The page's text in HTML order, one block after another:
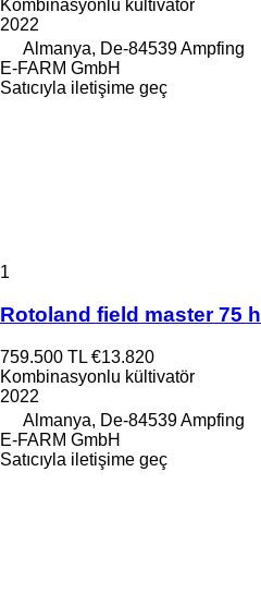
Kombinasyonlu kültivatör
2022
Almanya, De-84539 Ampfing
E-FARM GmbH
Satıcıyla iletişime geç
1
Rotoland field master 75 h
759.500 TL €13.820
Kombinasyonlu kültivatör
2022
Almanya, De-84539 Ampfing
E-FARM GmbH
Satıcıyla iletişime geç